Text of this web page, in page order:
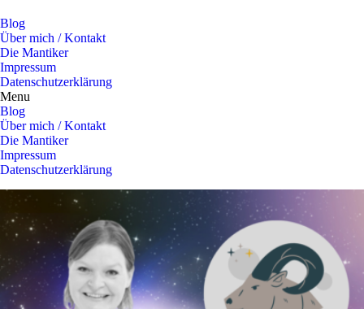
Blog
Über mich / Kontakt
Die Mantiker
Impressum
Datenschutzerklärung
Menu
Blog
Über mich / Kontakt
Die Mantiker
Impressum
Datenschutzerklärung